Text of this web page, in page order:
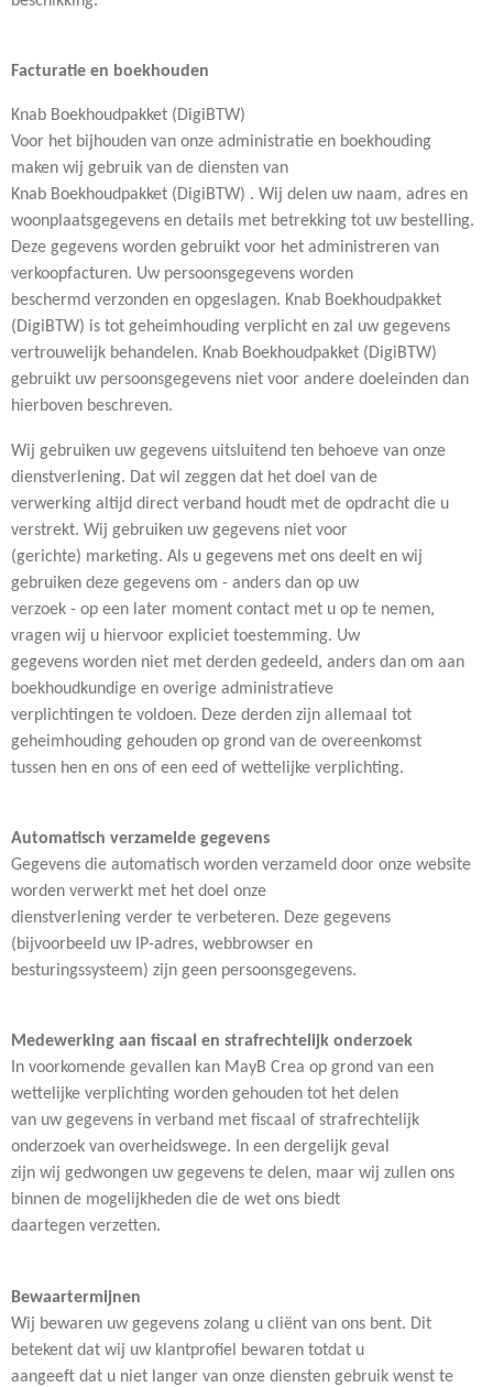
Facturatie en boekhouden
Knab Boekhoudpakket (DigiBTW)
Voor het bijhouden van onze administratie en boekhouding
maken wij gebruik van de diensten van
Knab Boekhoudpakket (DigiBTW) . Wij delen uw naam, adres en
woonplaatsgegevens en details met betrekking tot uw bestelling.
Deze gegevens worden gebruikt voor het administreren van
verkoopfacturen. Uw persoonsgegevens worden
beschermd verzonden en opgeslagen. Knab Boekhoudpakket
(DigiBTW) is tot geheimhouding verplicht en zal uw gegevens
vertrouwelijk behandelen. Knab Boekhoudpakket (DigiBTW)
gebruikt uw persoonsgegevens niet voor andere doeleinden dan
hierboven beschreven.
Wij gebruiken uw gegevens uitsluitend ten behoeve van onze
dienstverlening. Dat wil zeggen dat het doel van de
verwerking altijd direct verband houdt met de opdracht die u
verstrekt. Wij gebruiken uw gegevens niet voor
(gerichte) marketing. Als u gegevens met ons deelt en wij
gebruiken deze gegevens om - anders dan op uw
verzoek - op een later moment contact met u op te nemen,
vragen wij u hiervoor expliciet toestemming. Uw
gegevens worden niet met derden gedeeld, anders dan om aan
boekhoudkundige en overige administratieve
verplichtingen te voldoen. Deze derden zijn allemaal tot
geheimhouding gehouden op grond van de overeenkomst
tussen hen en ons of een eed of wettelijke verplichting.
Automatisch verzamelde gegevens
Gegevens die automatisch worden verzameld door onze website
worden verwerkt met het doel onze
dienstverlening verder te verbeteren. Deze gegevens
(bijvoorbeeld uw IP-adres, webbrowser en
besturingssysteem) zijn geen persoonsgegevens.
Medewerking aan fiscaal en strafrechtelijk onderzoek
In voorkomende gevallen kan MayB Crea op grond van een
wettelijke verplichting worden gehouden tot het delen
van uw gegevens in verband met fiscaal of strafrechtelijk
onderzoek van overheidswege. In een dergelijk geval
zijn wij gedwongen uw gegevens te delen, maar wij zullen ons
binnen de mogelijkheden die de wet ons biedt
daartegen verzetten.
Bewaartermijnen
Wij bewaren uw gegevens zolang u cliënt van ons bent. Dit
betekent dat wij uw klantprofiel bewaren totdat u
aangeeft dat u niet langer van onze diensten gebruik wenst te